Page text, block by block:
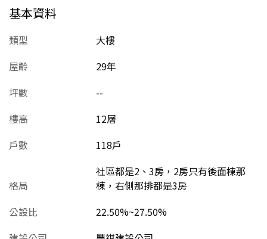
基本資料
類型
大樓
屋齡
29年
坪數
--
樓高
12層
戶數
118戶
格局
社區都是2、3房，2房只有後面棟那
棟，右側那排都是3房
公設比
22.50%~27.50%